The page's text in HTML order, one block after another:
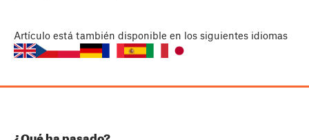
Artículo está también disponible en los siguientes idiomas